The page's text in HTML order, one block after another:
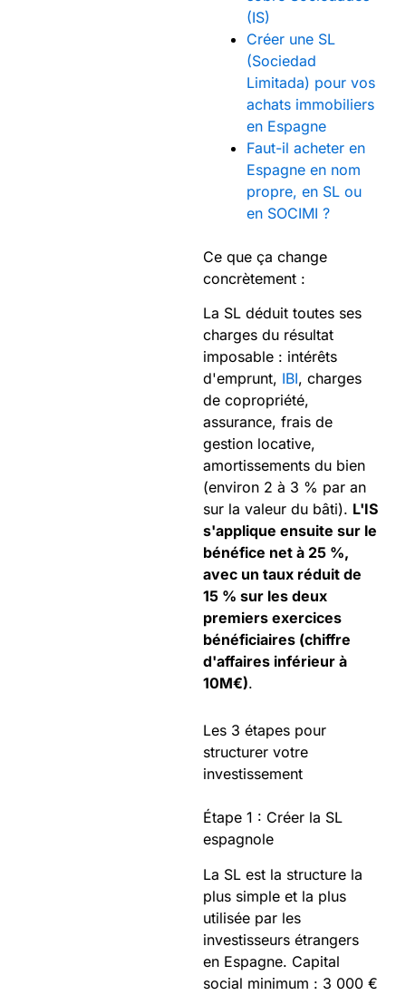
(IS)
Créer une SL
(Sociedad
Limitada) pour vos
achats immobiliers
en Espagne
Faut-il acheter en
Espagne en nom
propre, en SL ou
en SOCIMI ?
Ce que ça change
concrètement :
La SL déduit toutes ses
charges du résultat
imposable : intérêts
d'emprunt, IBI, charges
de copropriété,
assurance, frais de
gestion locative,
amortissements du bien
(environ 2 à 3 % par an
sur la valeur du bâti). L'IS
s'applique ensuite sur le
bénéfice net à 25 %,
avec un taux réduit de
15 % sur les deux
premiers exercices
bénéficiaires (chiffre
d'affaires inférieur à
10M€).
Les 3 étapes pour
structurer votre
investissement
Étape 1 : Créer la SL
espagnole
La SL est la structure la
plus simple et la plus
utilisée par les
investisseurs étrangers
en Espagne. Capital
social minimum : 3 000 €